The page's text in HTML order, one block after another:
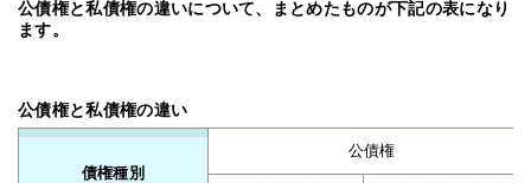
公債権と私債権の違いについて、まとめたものが下記の表になり
ます。
公債権と私債権の違い
債権種別
公債権